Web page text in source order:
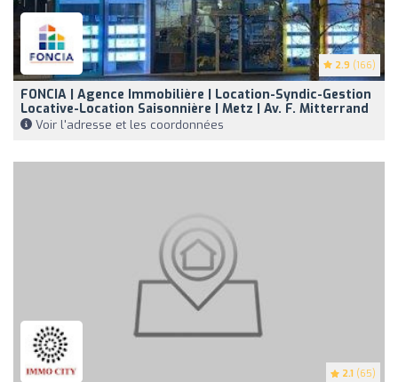
2.9 (166)
FONCIA | Agence Immobilière | Location-Syndic-Gestion
Locative-Location Saisonnière | Metz | Av. F. Mitterrand
Voir l'adresse et les coordonnées
2.1 (65)